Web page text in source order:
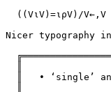
((V⍳V)=⍳⍴V)/V←,V
Nicer
║   • ‘single’